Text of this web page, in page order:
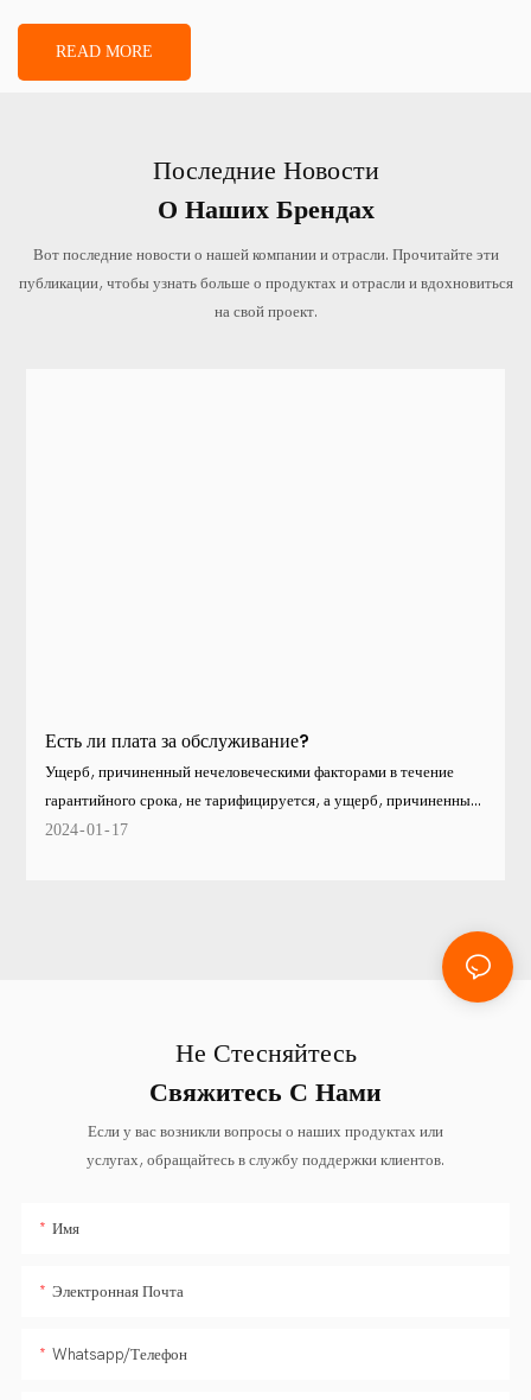
READ MORE
Последние Новости
О Наших Брендах
Вот последние новости о нашей компании и отрасли. Прочитайте эти
публикации, чтобы узнать больше о продуктах и ​​отрасли и вдохновиться
на свой проект.
Есть ли плата за обслуживание?
Ущерб, причиненный нечеловеческими факторами в течение
гарантийного срока, не тарифицируется, а ущерб, причиненный
человеческим фактором или форс-мажорными обстоятельствами
2024 01 17
Не Стесняйтесь
Свяжитесь С Нами
Если у вас возникли вопросы о наших продуктах или
услугах, обращайтесь в службу поддержки клиентов.
Имя
Электронная Почта
Whatsapp/Телефон